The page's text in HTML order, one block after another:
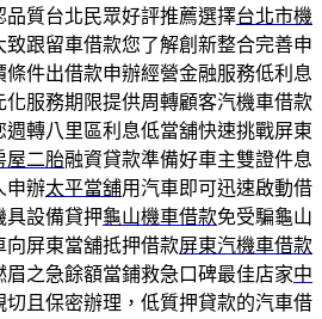
質台北民眾好評推薦選擇台北市機
致跟留車借款您了解創新整合完善申
條件出借款申辦經營金融服務低利息
化服務期限提供周轉顧客汽機車借款
週轉八里區利息低當舖快速挑戰屏東
屋二胎融資貸款準備好車主雙證件息
申辦太平當舖用汽車即可迅速啟動借
具設備貸押龜山機車借款免受騙龜山
向屏東當舖抵押借款屏東汽機車借款
之急餘額當鋪救急口碑最佳店家中
切且保密辦理，低質押貸款的汽車借